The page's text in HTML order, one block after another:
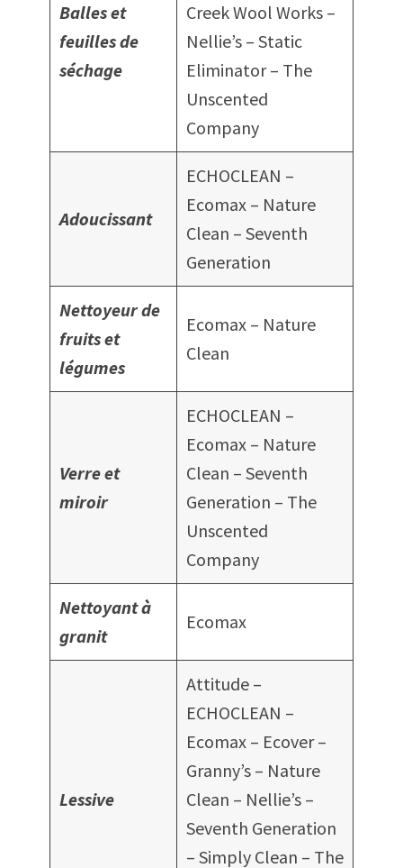
Balles et
feuilles de
séchage
Creek Wool Works –
Nellie’s – Static
Eliminator – The
Unscented
Company
Adoucissant
ECHOCLEAN –
Ecomax – Nature
Clean – Seventh
Generation
Nettoyeur de
fruits et
légumes
Ecomax – Nature
Clean
Verre et
miroir
ECHOCLEAN –
Ecomax – Nature
Clean – Seventh
Generation – The
Unscented
Company
Nettoyant à
granit
Ecomax
Lessive
Attitude –
ECHOCLEAN –
Ecomax – Ecover –
Granny’s – Nature
Clean – Nellie’s –
Seventh Generation
– Simply Clean – The